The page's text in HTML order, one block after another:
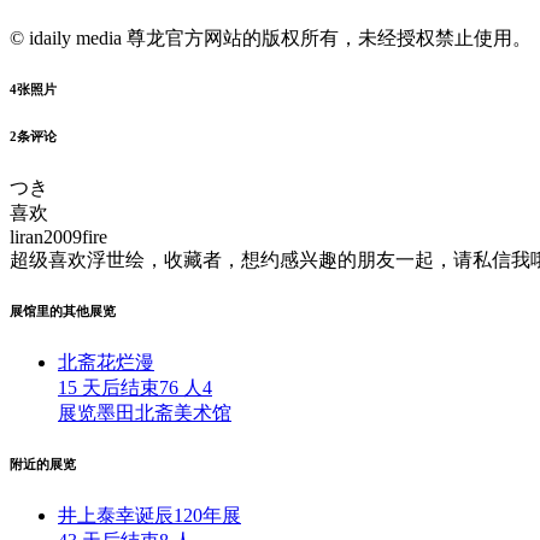
© idaily media 尊龙官方网站的版权所有，未经授权禁止使用。
4张照片
2条评论
つき
喜欢
liran2009fire
超级喜欢浮世绘，收藏者，想约感兴趣的朋友一起，请私信我
展馆里的其他展览
北斋花烂漫
15 天后结束76 人 4
展览墨田北斋美术馆
附近的展览
井上泰幸诞辰120年展